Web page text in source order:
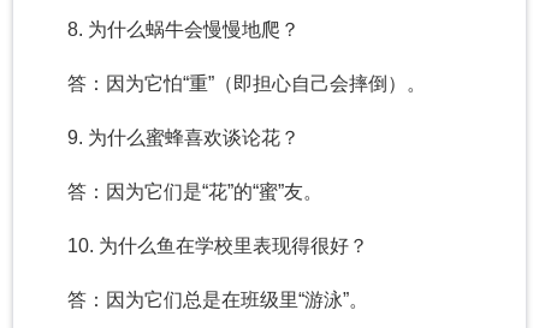
8. 为什么蜗牛会慢慢地爬？
答：因为它怕“重”（即担心自己会摔倒）。
9. 为什么蜜蜂喜欢谈论花？
答：因为它们是“花”的“蜜”友。
10. 为什么鱼在学校里表现得很好？
答：因为它们总是在班级里“游泳”。